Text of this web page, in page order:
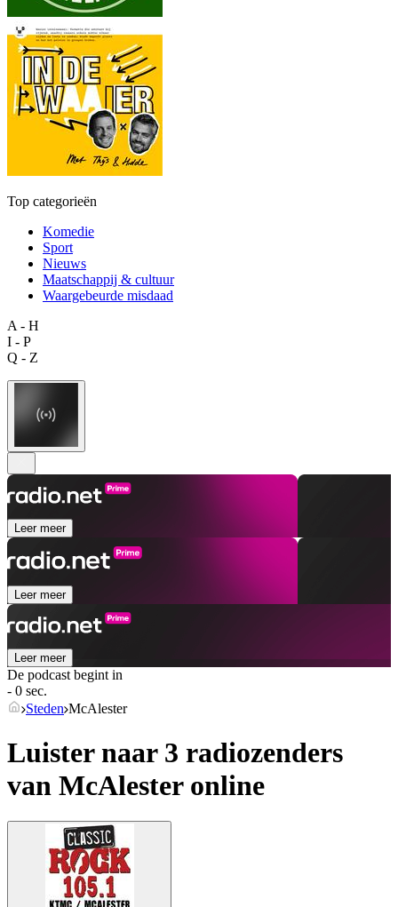
Top categorieën
Komedie
Sport
Nieuws
Maatschappij & cultuur
Waargebeurde misdaad
A - H
I - P
Q - Z
Leer meer
Leer meer
Leer meer
De podcast begint in
- 0 sec.
Steden McAlester
Luister naar 3 radiozenders
van McAlesteronline